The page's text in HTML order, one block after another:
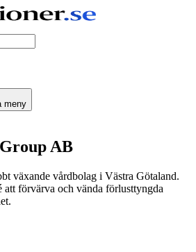
meny
AB
växande vårdbolag i Västra Götaland.
att förvärva och vända förlusttyngda